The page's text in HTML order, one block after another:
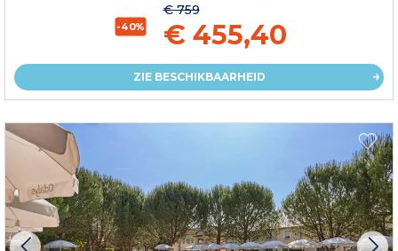
-40%
€ 759
€ 455,40
ZIE BESCHIKBAARHEID